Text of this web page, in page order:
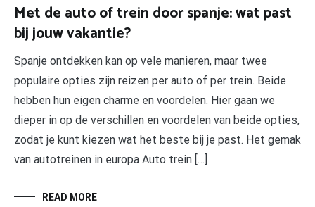
Met de auto of trein door spanje: wat past
bij jouw vakantie?
Spanje ontdekken kan op vele manieren, maar twee
populaire opties zijn reizen per auto of per trein. Beide
hebben hun eigen charme en voordelen. Hier gaan we
dieper in op de verschillen en voordelen van beide opties,
zodat je kunt kiezen wat het beste bij je past. Het gemak
van autotreinen in europa Auto trein […]
READ MORE